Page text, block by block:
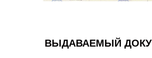
ВЫДАВАЕМЫЙ